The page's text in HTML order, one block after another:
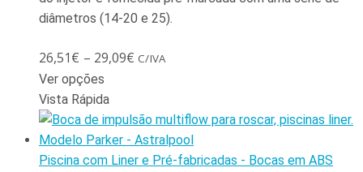
diâmetros (14-20 e 25).
26,51€ – 29,09€ C/IVA
Ver opções
Vista Rápida
Piscina com Liner e Pré-fabricadas - Bocas em ABS